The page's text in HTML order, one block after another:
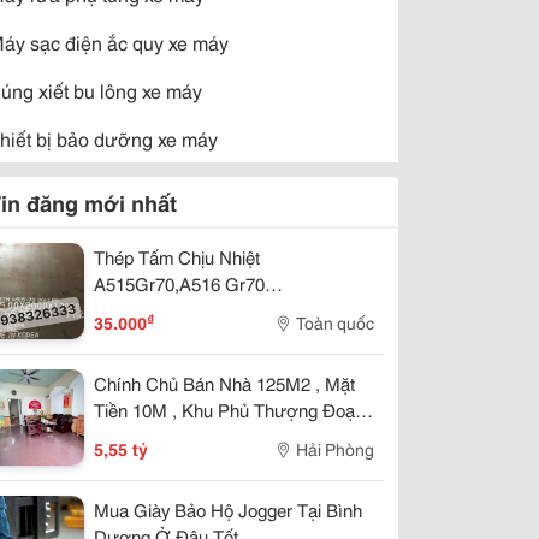
sạc điện ắc quy xe máy
xiết bu lông xe máy
bị bảo dưỡng xe máy
bị cơ khí xe máy khác
bị đại tu, Phục hồi xe máy
bị nắn khung càng xe máy
bị rửa xe máy
đăng mới nhất
Thép Tấm Chịu Nhiệt
A515Gr70,A516 Gr70
10Ly,12Ly,14Ly,16Ly,18Ly,20Ly
35.000₫ Toàn quốc
Chính Chủ Bán Nhà 125M2 , Mặt
Tiền 10M , Khu Phủ Thượng Đoạn ,
5,55 tỷ Hải Phòng
Mua Giày Bảo Hộ Jogger Tại Bình